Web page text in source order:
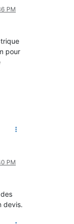
PM
pour
PM
devis.